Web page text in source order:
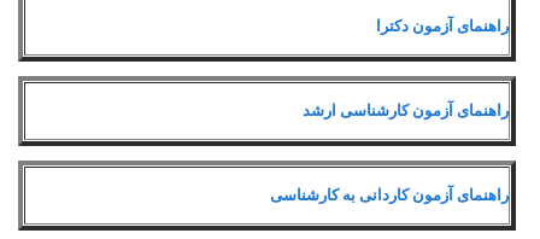
راهنمای آزمون دکترا
راهنمای آزمون کارشناسی ارشد
راهنمای آزمون کاردانی به کارشناسی